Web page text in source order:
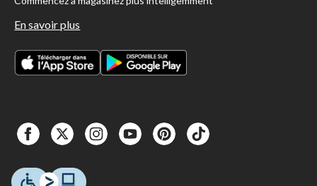
En savoir plus